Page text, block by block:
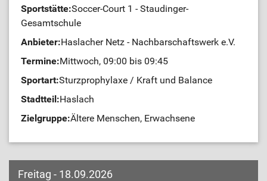
Sportstätte:Soccer-Court 1 - Staudinger-
Gesamtschule
Anbieter:Haslacher Netz - Nachbarschaftswerk e.V.
Termine:Mittwoch, 09:00 bis 09:45
Sportart:Sturzprophylaxe / Kraft und Balance
Stadtteil:Haslach
Zielgruppe:Ältere Menschen, Erwachsene
Freitag - 18.09.2026